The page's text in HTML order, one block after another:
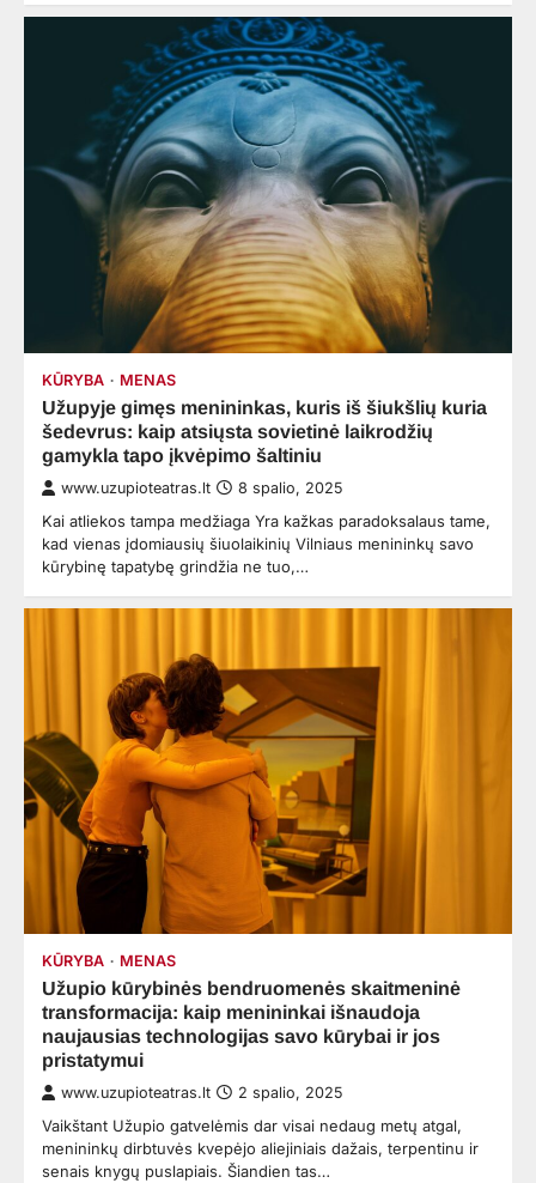
KŪRYBA MENAS
Užupyje gimęs menininkas, kuris iš šiukšlių kuria
šedevrus: kaip atsiųsta sovietinė laikrodžių
gamykla tapo įkvėpimo šaltiniu
www.uzupioteatras.lt 8 spalio, 2025
Kai atliekos tampa medžiaga Yra kažkas paradoksalaus tame,
kad vienas įdomiausių šiuolaikinių Vilniaus menininkų savo
kūrybinę tapatybę grindžia ne tuo,…
KŪRYBA MENAS
Užupio kūrybinės bendruomenės skaitmeninė
transformacija: kaip menininkai išnaudoja
naujausias technologijas savo kūrybai ir jos
pristatymui
www.uzupioteatras.lt 2 spalio, 2025
Vaikštant Užupio gatvelėmis dar visai nedaug metų atgal,
menininkų dirbtuvės kvepėjo aliejiniais dažais, terpentinu ir
senais knygų puslapiais. Šiandien tas…